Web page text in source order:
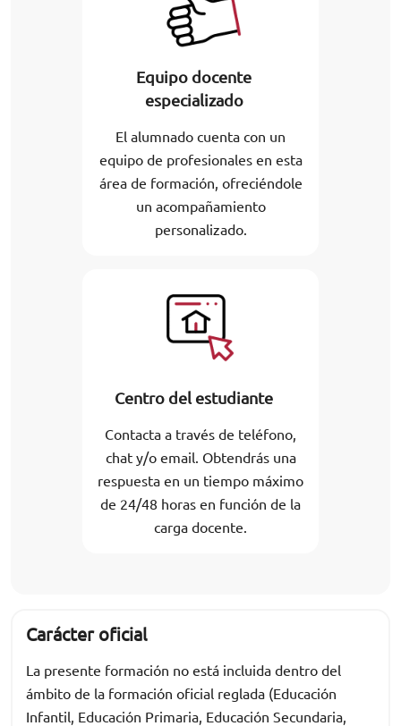
Equipo docente
especializado
El alumnado cuenta con un
equipo de profesionales en esta
área de formación, ofreciéndole
un acompañamiento
personalizado.
Centro del estudiante
Contacta a través de teléfono,
chat y/o email. Obtendrás una
respuesta en un tiempo máximo
de 24/48 horas en función de la
carga docente.
Carácter oficial
La presente formación no está incluida dentro del
ámbito de la formación oficial reglada (Educación
Infantil, Educación Primaria, Educación Secundaria,